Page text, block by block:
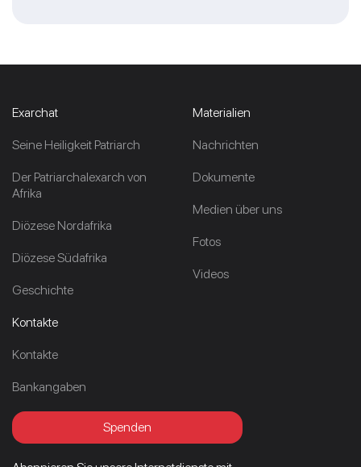
Exarchat
Seine Heiligkeit Patriarch
Der Patriarchalexarch von
Afrika
Diözese Nordafrika
Diözese Südafrika
Geschichte
Materialien
Nachrichten
Dokumente
Medien über uns
Fotos
Videos
Kontakte
Kontakte
Bankangaben
Spenden